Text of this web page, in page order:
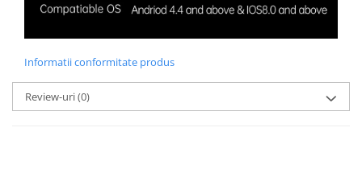
Informatii conformitate produs
Review-uri(0)